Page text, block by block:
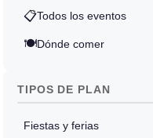
📋Todos los eventos
🍽️Dónde comer
TIPOS DE PLAN
Fiestas y ferias